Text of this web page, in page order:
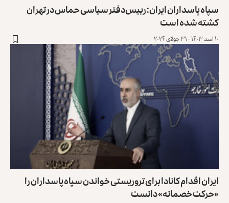
سپاه پاسداران ایران: رییس‌دفتر سیاسی حماس در تهران
کشته شده است
۱۰ اسد ۱۴۰۳ - ۳۱ جولای ۲۰۲۴
ایران اقدام کانادا برای تروریستی خواندن سپاه پاسداران را
«حرکت خصمانه» دانست